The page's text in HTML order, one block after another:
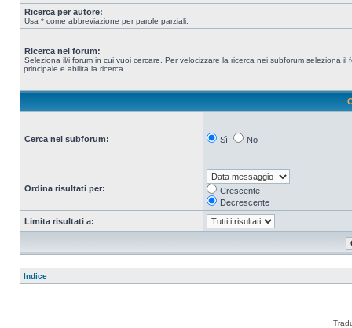
Ricerca per autore:
Usa * come abbreviazione per parole parziali.
Ricerca nei forum:
Seleziona il/i forum in cui vuoi cercare. Per velocizzare la ricerca nei subforum seleziona il
principale e abilita la ricerca.
Cerca nei subforum: Sì No
Ordina risultati per:
Crescente
Decrescente
Limita risultati a:
Indice